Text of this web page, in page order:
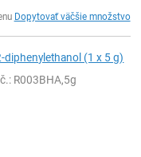
Dopytovať väčšie množstvo
(1 x 5 g)
: R003BHA,5g